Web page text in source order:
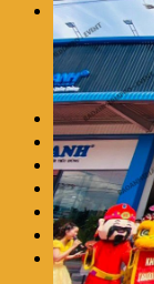
TỔ CHỨC SỰ
TỔ
DỊCH
DỊCH
TỔ
TRANG TRÍ
DỊCH VỤ
DỊCH VỤ
DỊCH VỤ
CHO THUÊ
LIÊN HỆ
BÁO GIÁ